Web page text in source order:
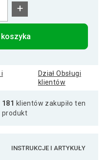
+
Dział Obsługi
klientów
181 klientów zakupiło ten
produkt
INSTRUKCJE I ARTYKUŁY